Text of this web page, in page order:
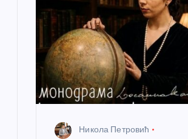
Никола Петровић